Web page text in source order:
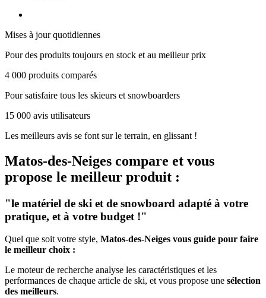
Mises à jour quotidiennes
Pour des produits toujours en stock et au meilleur prix
4 000 produits comparés
Pour satisfaire tous les skieurs et snowboarders
15 000 avis utilisateurs
Les meilleurs avis se font sur le terrain, en glissant !
Matos-des-Neiges compare et vous
propose le meilleur produit :
"le matériel de ski et de snowboard adapté à votre
pratique, et à votre budget !"
Quel que soit votre style, Matos-des-Neiges vous guide pour faire
le meilleur choix :
Le moteur de recherche analyse les caractéristiques et les
performances de chaque article de ski, et vous propose une sélection
des meilleurs.